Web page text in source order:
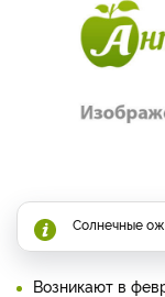
Солнечные
Возникают в